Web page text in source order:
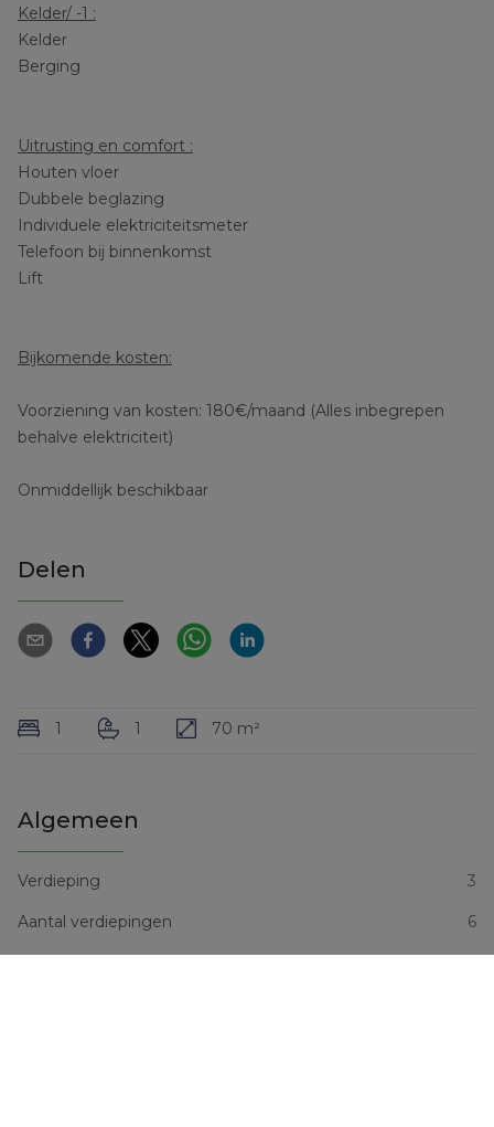
Kelder/ -1 :
Kelder
Berging
Uitrusting en comfort :
Houten vloer
Dubbele beglazing
Individuele elektriciteitsmeter
Telefoon bij binnenkomst
Lift
Bijkomende kosten:
Voorziening van kosten: 180€/maand (Alles inbegrepen
behalve elektriciteit)
Onmiddellijk beschikbaar
Delen
1 1 70 m²
Algemeen
Verdieping 3
Aantal verdiepingen 6